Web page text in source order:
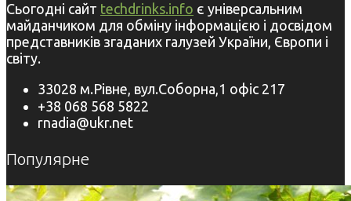
Сьогодні сайт techdrinks.info є універсальним
майданчиком для обміну інформацією і досвідом
представників згаданих галузей України, Європи і
світу.
33028 м.Рівне, вул.Соборна,1 офіс 217
+38 068 568 5822
rnadia@ukr.net
Популярне